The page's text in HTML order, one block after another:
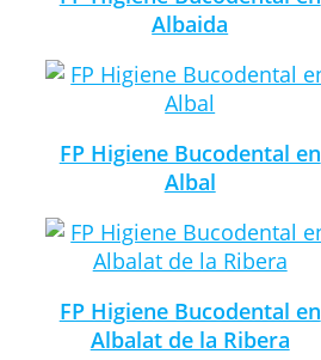
Albaida
FP Higiene Bucodental en
Albal
FP Higiene Bucodental en
Albalat de la Ribera